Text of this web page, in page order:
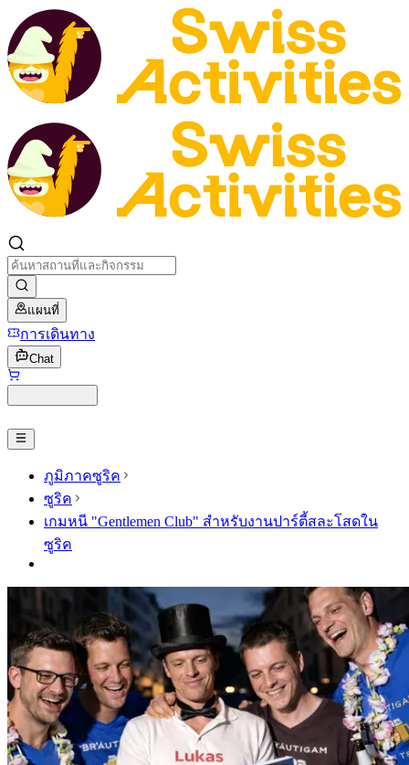
แผนที่
การเดินทาง
Chat
ภูมิภาคซูริค
ซูริค
เกมหนี "Gentlemen Club" สำหรับงานปาร์ตี้สละโสดใน
ซูริค